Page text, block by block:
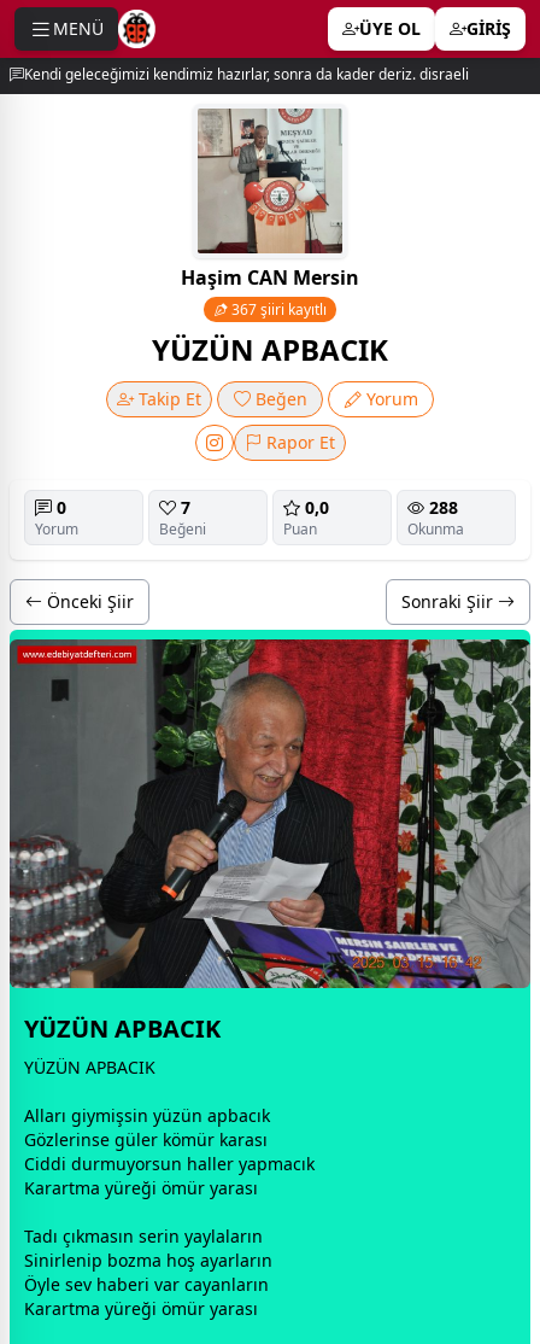
MENÜ ÜYE OL GİRİŞ
Kendi geleceğimizi kendimiz hazırlar, sonra da kader deriz. disraeli
Haşim CAN Mersin
367 şiiri kayıtlı
YÜZÜN APBACIK
Takip Et Beğen
Yorum
Rapor Et
0
Yorum
7
Beğeni
0,0
Puan
288
Okunma
Önceki Şiir Sonraki Şiir
YÜZÜN APBACIK
YÜZÜN APBACIK
Alları giymişsin yüzün apbacık
Gözlerinse güler kömür karası
Ciddi durmuyorsun haller yapmacık
Karartma yüreği ömür yarası
Tadı çıkmasın serin yaylaların
Sinirlenip bozma hoş ayarların
Öyle sev haberi var cayanların
Karartma yüreği ömür yarası
menu